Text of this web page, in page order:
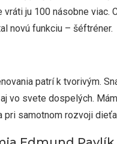
vráti ju 100 násobne
novú funkciu – šéftréner.
patrí k tvorivým.
vo svete dospelých.
pri samotnom rozvoji